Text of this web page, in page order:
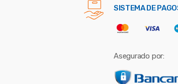
SISTEMA DE
Asegurado por: